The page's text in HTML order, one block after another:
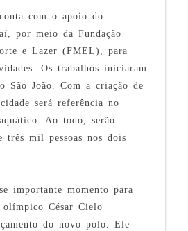
com o apoio do
por meio da Fundação
e Lazer (FMEL), para
Os trabalhos iniciaram
São João. Com a criação de
será referência no
Ao todo, serão
três mil pessoas nos dois
importante momento para
César Cielo
do novo polo. Ele